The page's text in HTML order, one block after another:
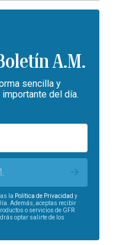
A.M.
sencilla y
del día.
la Política de Privacidad y
Además, aceptas recibir
o servicios de GFR
optar salirte de los